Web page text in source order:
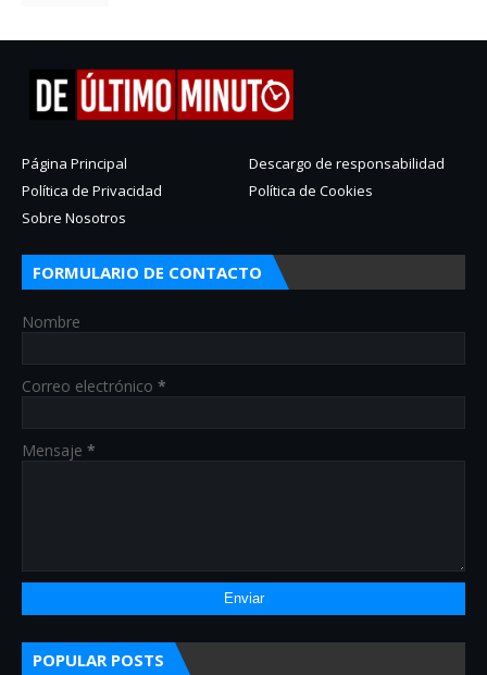
Página Principal
Descargo de responsabilidad
Política de Privacidad
Política de Cookies
Sobre Nosotros
FORMULARIO DE CONTACTO
Nombre
Correo electrónico *
Mensaje *
POPULAR POSTS